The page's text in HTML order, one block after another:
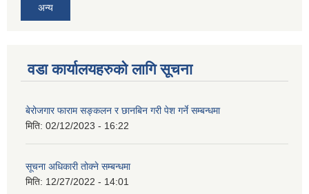
अन्य
वडा कार्यालयहरुको लागि सूचना
बेरोजगार फाराम सङ्कलन र छानबिन गरी पेश गर्ने सम्बन्धमा
मिति: 02/12/2023 - 16:22
सूचना अधिकारी तोक्ने सम्बन्धमा
मिति: 12/27/2022 - 14:01